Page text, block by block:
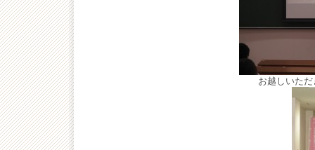
お越しいた